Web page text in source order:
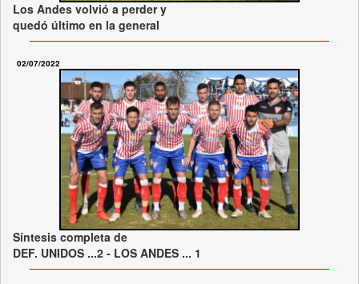
Los Andes volvió a perder y
quedó último en la general
02/07/2022
Síntesis completa de
DEF. UNIDOS ...2 - LOS ANDES ... 1